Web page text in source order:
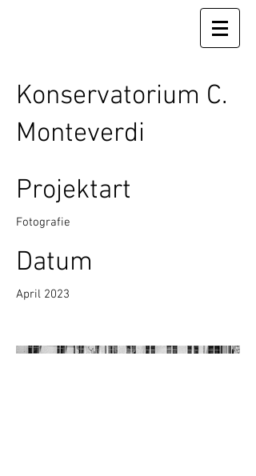
Konservatorium C.
Monteverdi
Projektart
Fotografie
Datum
April 2023